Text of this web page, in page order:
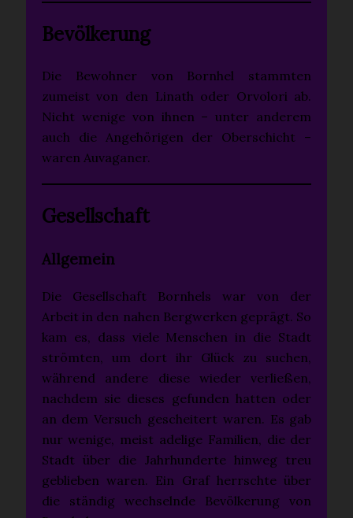
Bevölkerung
Die Bewohner von Bornhel stammten
zumeist von den Linath oder Orvolori ab.
Nicht wenige von ihnen – unter anderem
auch die Angehörigen der Oberschicht –
waren Auvaganer.
Gesellschaft
Allgemein
Die Gesellschaft Bornhels war von der
Arbeit in den nahen Bergwerken geprägt. So
kam es, dass viele Menschen in die Stadt
strömten, um dort ihr Glück zu suchen,
während andere diese wieder verließen,
nachdem sie dieses gefunden hatten oder
an dem Versuch gescheitert waren. Es gab
nur wenige, meist adelige Familien, die der
Stadt über die Jahrhunderte hinweg treu
geblieben waren. Ein Graf herrschte über
die ständig wechselnde Bevölkerung von